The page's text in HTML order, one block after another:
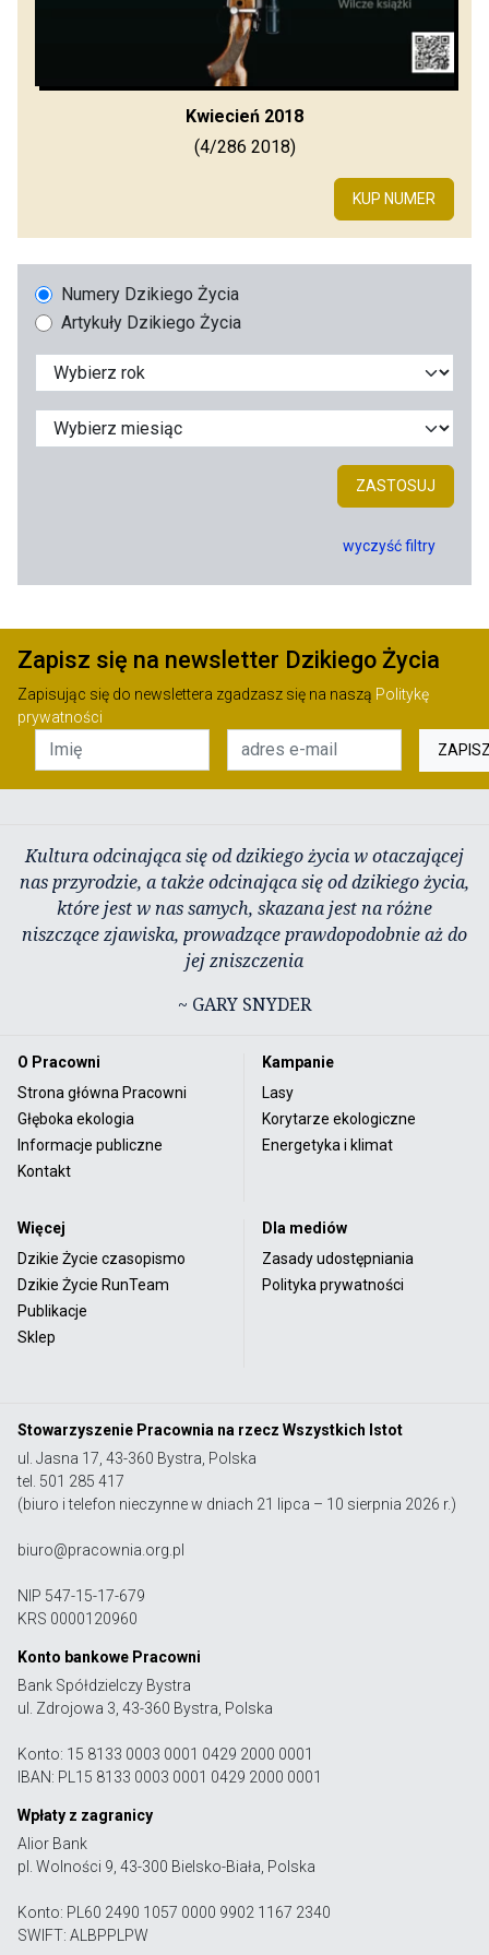
Kwiecień 2018
(4/286 2018)
KUP NUMER
Numery Dzikiego Życia
Artykuły Dzikiego Życia
ZASTOSUJ
wyczyść filtry
Zapisz się na newsletter Dzikiego Życia
Zapisując się do newslettera zgadzasz się na naszą Politykę
prywatności
Kultura odcinająca się od dzikiego życia w otaczającej
nas przyrodzie, a także odcinająca się od dzikiego życia,
które jest w nas samych, skazana jest na różne
niszczące zjawiska, prowadzące prawdopodobnie aż do
jej zniszczenia
~ GARY SNYDER
O Pracowni
Strona główna Pracowni
Głęboka ekologia
Informacje publiczne
Kontakt
Kampanie
Lasy
Korytarze ekologiczne
Energetyka i klimat
Więcej
Dzikie Życie czasopismo
Dzikie Życie RunTeam
Publikacje
Sklep
Dla mediów
Zasady udostępniania
Polityka prywatności
Stowarzyszenie Pracownia na rzecz Wszystkich Istot
ul. Jasna 17, 43-360 Bystra, Polska
tel. 501 285 417
(biuro i telefon nieczynne w dniach 21 lipca – 10 sierpnia 2026 r.)
biuro@pracownia.org.pl
NIP 547-15-17-679
KRS 0000120960
Konto bankowe Pracowni
Bank Spółdzielczy Bystra
ul. Zdrojowa 3, 43-360 Bystra, Polska
Konto: 15 8133 0003 0001 0429 2000 0001
IBAN: PL15 8133 0003 0001 0429 2000 0001
Wpłaty z zagranicy
Alior Bank
pl. Wolności 9, 43-300 Bielsko-Biała, Polska
Konto: PL60 2490 1057 0000 9902 1167 2340
SWIFT: ALBPPLPW